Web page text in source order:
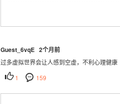
Guest_6vqE 2个月前
过多虚拟世界会让人感到空虚，不利心理健康
1
159